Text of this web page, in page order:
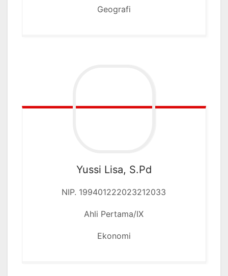
Geografi
Yussi Lisa, S.Pd
NIP. 199401222023212033
Ahli Pertama/IX
Ekonomi